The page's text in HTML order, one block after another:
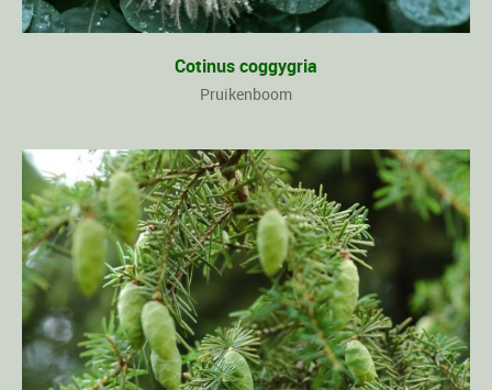
Cotinus coggygria
Pruikenboom